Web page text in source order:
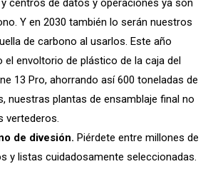
centros de datos y operaciones ya son
Y en 2030 también lo serán nuestros
de carbono al usarlos. Este año
el envoltorio de plástico de la caja del
13 Pro, ahorrando así 600 toneladas de
nuestras plantas de ensamblaje final no
vertederos.
de divesión. Piérdete entre millones de
y listas cuidadosamente seleccionadas.